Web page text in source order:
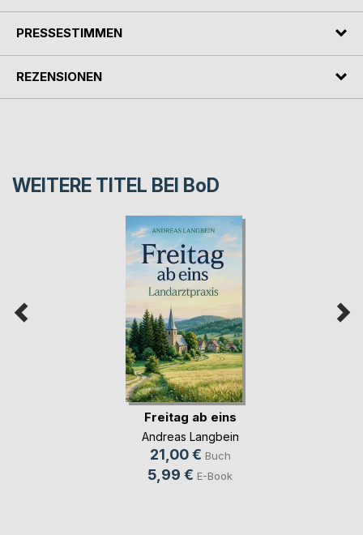
PRESSESTIMMEN
REZENSIONEN
WEITERE TITEL BEI BoD
Freitag ab eins
Andreas Langbein
21,00 € Buch
5,99 € E-Book